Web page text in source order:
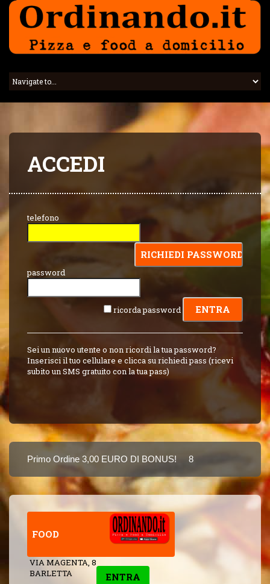
ACCEDI
telefono
password
ricorda password
Sei un nuovo utente o non ricordi la tua password?
Inserisci il tuo cellulare e clicca su richiedi pass (ricevi
subito un SMS gratuito con la tua pass)
Primo Ordine 3,00 EURO DI BONUS!
8 PUNTI 3,00 EURO
FOOD
VIA MAGENTA, 8
BARLETTA
ENTRA